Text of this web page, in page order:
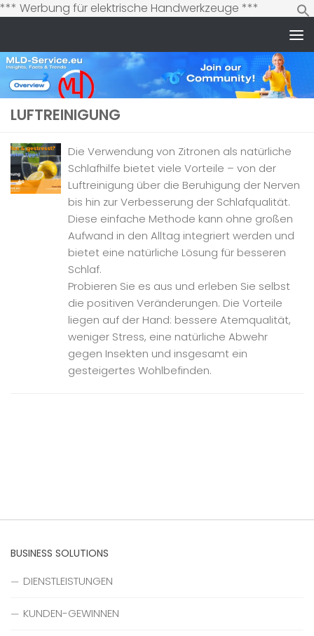
*** Werbung für elektrische Handwerkzeuge ***
Inhalt
LUFTREINIGUNG
Die Verwendung von Zitronen als natürliche
Schlafhilfe bietet viele Vorteile – von der
Luftreinigung über die Beruhigung der Nerven
bis hin zur Verbesserung der Schlafqualität.
Diese einfache Methode kann ohne großen
Aufwand in den Alltag integriert werden und
bietet eine natürliche Lösung für besseren
Schlaf.
Probieren Sie es aus und erleben Sie selbst
die positiven Veränderungen. Die Vorteile
liegen auf der Hand: bessere Atemqualität,
weniger Stress, eine natürliche Abwehr
gegen Insekten und insgesamt ein
gesteigertes Wohlbefinden.
BUSINESS SOLUTIONS
DIENSTLEISTUNGEN
KUNDEN-GEWINNEN